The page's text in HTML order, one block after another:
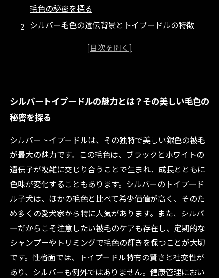
毛色の秘密を探る
シルバー毛色の遺伝背景とトイプードルの特徴
初めてのシルバートイプードル子犬を迎える前
コツを詳しく紹介
シルバートイプードルと過ごす幸せな日々〜魅
力を最大限に楽しむために〜
シルバートイプードルの魅力と特徴を徹底解
説！理想の子犬選びの参考に
トイプードル初心者必見！シルバー毛色の子犬
を迎える前に知っておくべきこと
シルバートイプードルの魅力とは？その美しい毛色の
秘密を探る
シルバートイプードルは、その独特で美しい銀色の被毛
が最大の魅力です。この毛色は、ブラックとホワイトの
遺伝子が複雑に交じり合うことで生まれ、成長とともに
色味が変化することもあります。シルバーのトイプード
ル子犬は、ほかの毛色と比べて希少価値が高く、そのた
め多くの愛犬家から特に人気があります。また、シルバ
ーだからこそ注意したい被毛のケアも存在し、定期的な
シャンプーやトリミングで毛色の輝きを保つことが大切
です。性格面では、トイプードル特有の賢さと社交性が
あり、シルバーも例外ではありません。健康管理におい